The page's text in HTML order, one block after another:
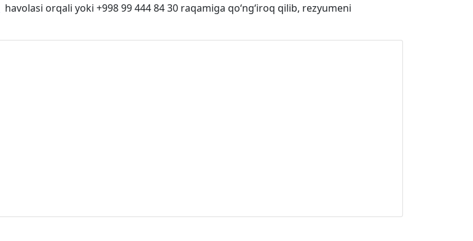
havolasi orqali yoki +998 99 444 84 30 raqamiga qo‘ng‘iroq qilib, rezyumeni